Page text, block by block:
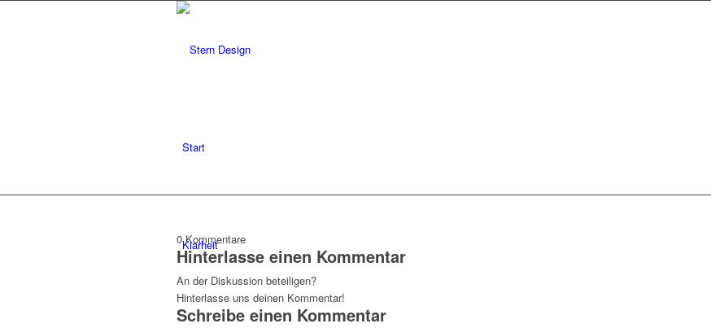
Start
Klarheit
0 Kommentare
Hinterlasse einen Kommentar
An der Diskussion beteiligen?
Hinterlasse uns deinen Kommentar!
Schreibe einen Kommentar